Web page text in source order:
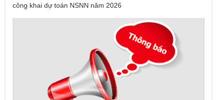
công khai dự toán NSNN năm 2026